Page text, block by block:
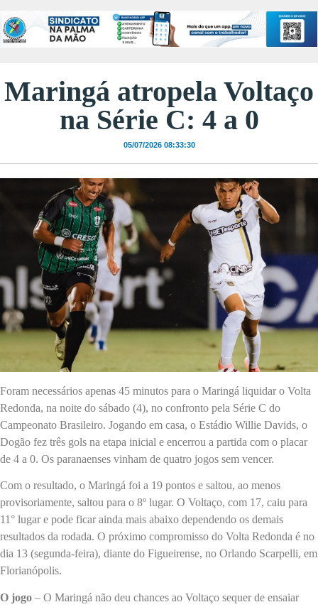
Maringá atropela Voltaço
na Série C: 4 a 0
05/07/2026 08:33:30
Foram necessários apenas 45 minutos para o Maringá liquidar o Volta
Redonda, na noite do sábado (4), no confronto pela Série C do
Campeonato Brasileiro. Jogando em casa, o Estádio Willie Davids, o
Dogão fez três gols na etapa inicial e encerrou a partida com o placar
de 4 a 0. Os paranaenses vinham de quatro jogos sem vencer.
Com o resultado, o Maringá foi a 19 pontos e saltou, ao menos
provisoriamente, saltou para o 8º lugar. O Voltaço, com 17, caiu para
11° lugar e pode ficar ainda mais abaixo dependendo os demais
resultados da rodada. O próximo compromisso do Volta Redonda é no
dia 13 (segunda-feira), diante do Figueirense, no Orlando Scarpelli, em
Florianópolis.
O jogo – O Maringá não deu chances ao Voltaço sequer de ensaiar